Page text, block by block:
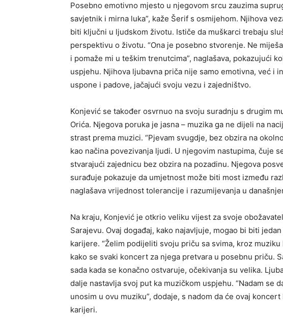
Posebno emotivno mjesto u njegovom srcu zauzima
savjetnik i mirna luka”, kaže Šerif s osmijehom. Njihova
biti ključni u ljudskom životu. Ističe da muškarci trebaju
perspektivu o životu. “Ona je posebno stvorenje. Ne
i pomaže mi u teškim trenutcima”, naglašava, pokazujući
uspjehu. Njihova ljubavna priča nije samo emotivna, već i
uspone i padove, jačajući svoju vezu i zajedništvo.
Konjević se također osvrnuo na svoju suradnju s drugim
Orića. Njegova poruka je jasna – muzika ga ne dijeli na
strast prema muzici. “Pjevam svugdje, bez obzira na
kao načina povezivanja ljudi. U njegovim nastupima, čuje
stvarajući zajednicu bez obzira na pozadinu. Njegova
surađuje pokazuje da umjetnost može biti most između
naglašava vrijednost tolerancije i razumijevanja u
Na kraju, Konjević je otkrio veliku vijest za svoje
Sarajevu. Ovaj događaj, kako najavljuje, mogao bi biti
karijere. “Želim podijeliti svoju priču sa svima, kroz
kako se svaki koncert za njega pretvara u posebnu priču.
sada kada se konačno ostvaruje, očekivanja su velika.
dalje nastavlja svoj put ka muzičkom uspjehu. “Nadam se
unosim u ovu muziku”, dodaje, s nadom da će ovaj
karijeri.